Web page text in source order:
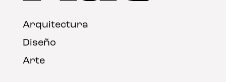
Arquitectura
Diseño
Arte